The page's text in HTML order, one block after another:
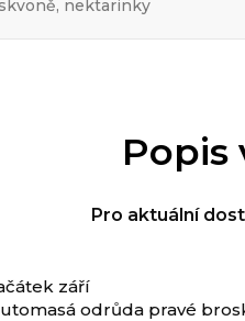
nektarinky
Popis
Pro aktuální
září
odrůda pravé